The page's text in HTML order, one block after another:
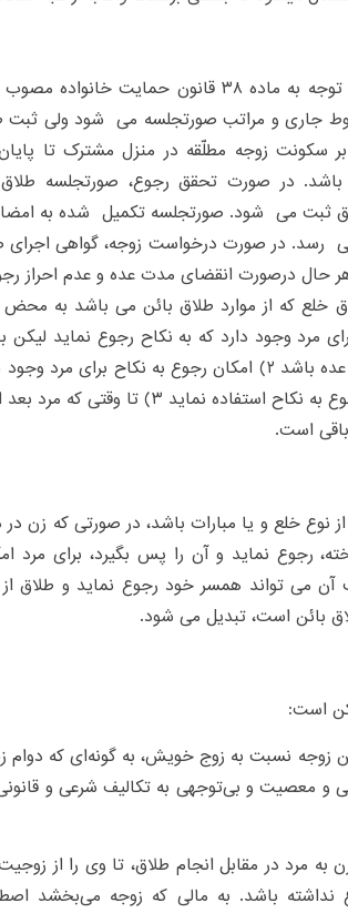
جاری و مراتب صورتجلسه می ‌ شود ولی ثبت
سکونت زوجه مطلّقه در منزل مشترک تا
در صورت تحقق رجوع، صورتجلسه
ثبت می ‌ شود. صورتجلسه تکمیل ‌ شده به امضای
رسد. در صورت درخواست زوجه، گواهی اجرای
حال درصورت انقضای مدت عده و عدم احراز
خلع که از موارد طلاق بائن می باشد به
زن به فدیه باید در ایام عده باشد ۲) امکان رجوع به
مابقی زمان عده برای رجوع به نکاح
است.
نوع خلع و یا مبارات باشد، در صورتی که زن
رجوع نماید و آن را پس بگیرد، برای مرد
می تواند همسر خود رجوع نماید و طلاق
بائن است، تبدیل می شود.
است:
زوجه نسبت به زوج خویش، به گونه‌ای که دوام
و معصیت و بی‌توجهی به تکالیف شرعی و
مرد در مقابل انجام طلاق، تا وی را از
باشد. به مالی که زوجه می‌بخشد